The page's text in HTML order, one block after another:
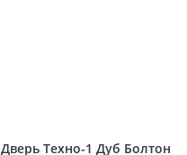
Дверь Техно-1 Дуб Болтон